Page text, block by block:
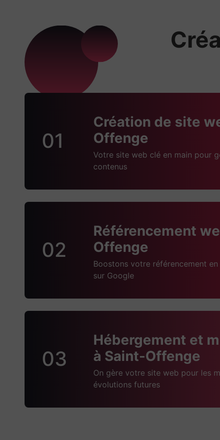
01
Création de site
Offenge
Votre site web clé en main pour
contenus
02
Référencement
Offenge
Boostons votre référencement
sur Google
03
Hébergement et
à Saint-Offenge
On gère votre site web pour les
évolutions futures